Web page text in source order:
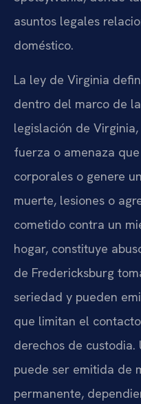
asuntos legales
doméstico.
La ley de Virginia
dentro del marco de
legislación de
fuerza o amenaza
corporales o genere
muerte, lesiones o
cometido contra un
hogar, constituye
de Fredericksburg
seriedad y pueden
que limitan el
derechos de
puede ser emitida de
permanente,